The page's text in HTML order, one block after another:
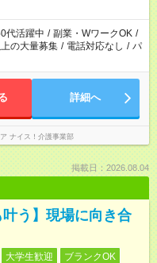
代活躍中 / 副業・WワークOK /
の大量募集 / 電話対応なし / パ
詳細へ
ナイス！介護事業部
掲載日：2026.08.04
叶う】現場に向き合
大学生歓迎
ブランクOK